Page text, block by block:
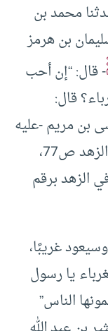
محمد بن
بن هرمز
- قال: “إن أحب
قال:
بن مريم -عليه
السلام- يوم القيامة” (رواه أحمد في الزهد ص77،
الزهد برقم
غريبًا،
يا رسول
الناس”